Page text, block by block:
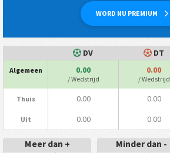
WORD NU PREMIUM
DV DT
Algemeen 0.00
/ Wedstrijd
0.00
/ Wedstrijd
Thuis 0.00 0.00
Uit 0.00 0.00
Meer dan + Minder dan -